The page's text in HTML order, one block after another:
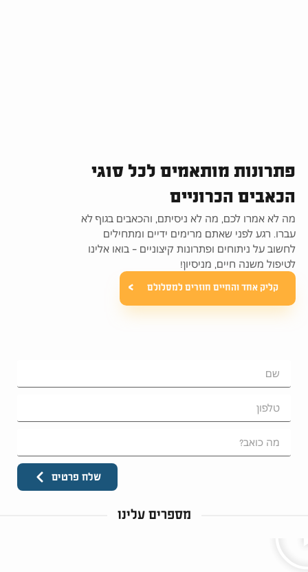
פתרונות מותאמים לכל סוגי
הכאבים הכרוניים
מה לא אמרו לכם, מה לא ניסיתם, והכאבים בגוף לא
עברו. רגע לפני שאתם מרימים ידיים ומתחילים
לחשוב על ניתוחים ופתרונות קיצוניים – בואו אלינו
לטיפול משנה חיים, מניסיון!
קליק אחד והחיים חוזרים למסלולם
שלח פרטים
מספרים עלינו